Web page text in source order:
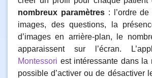
nombreux paramètres: l’ordre de
images, des questions, la
d’images en arrière-plan, le
apparaissent sur l’écran.
Montessori est intéressante dans la
possible d’activer ou de désactiver